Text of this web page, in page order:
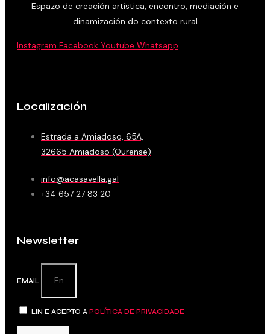
Espazo de creación artística, encontro, mediación e
dinamización do contexto rural
Instagram Facebook Youtube Whatsapp
Localización
Estrada a Amiadoso, 65A,
32665 Amiadoso (Ourense)
info@acasavella.gal
+34 657 27 83 20
Newsletter
EMAIL
LIN E ACEPTO A POLÍTICA DE PRIVACIDADE